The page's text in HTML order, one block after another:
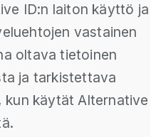
ID:n laiton käyttö ja
vastainen
oltava tietoinen
ja tarkistettava
käytät Alternative